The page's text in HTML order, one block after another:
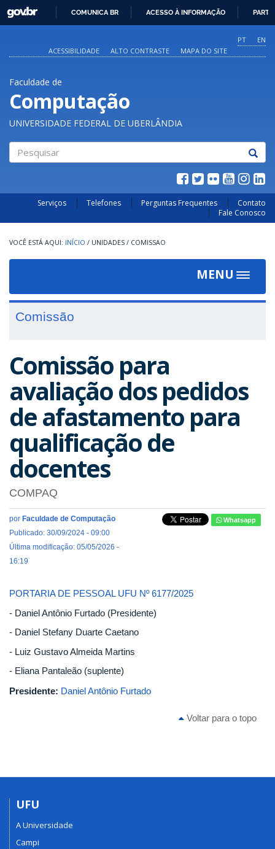
O
CONTEÚDO
GOVBR
COMUNICA BR ACESSO À INFORMAÇÃO
PT
EN
ACESSIBILIDADE
ALTO CONTRASTE MAPA DO SITE
Faculdade de
Computação
UNIVERSIDADE FEDERAL DE UBERLÂNDIA
Serviços Telefones Perguntas Frequentes
Contato
Fale Conosco
INÍCIO / UNIDADES / COMISSAO
MENU
Toggle
Comissão
Comissão para
avaliação dos pedidos
de afastamento para
qualificação de
docentes
COMPAQ
por Faculdade de Computação
Publicado: 30/09/2024 - 09:00
Última modificação: 05/05/2026 -
16:19
Whatsapp
PORTARIA DE PESSOAL UFU Nº 6177/2025
- Daniel Antônio Furtado (Presidente)
- Daniel Stefany Duarte Caetano
- Luiz Gustavo Almeida Martins
- Eliana Pantaleão (suplente)
Presidente: Daniel Antônio Furtado
Voltar para o topo
UFU
A Universidade
Campi